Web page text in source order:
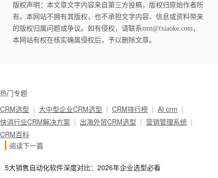
版权声明：本文章文字内容来自第三方投稿，版权归原始作者所
有。本网站不拥有其版权，也不承担文字内容、信息或资料带来
的版权归属问题或争议。如有侵权，请联系zmt@fxiaoke.com，
本网站有权在核实确属侵权后，予以删除文章。
热门专题
CRM选型
大中型企业CRM选型 CRM排行榜
AI crm
快消行业CRM解决方案
出海外贸CRM选型
营销管理系统
CRM百科
阅读下一篇
5大销售自动化软件深度对比：2026年企业选型必看